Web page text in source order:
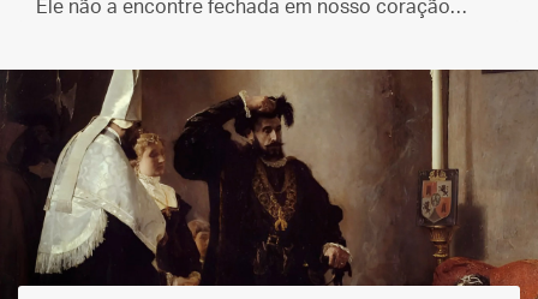
Ele não a encontre fechada em nosso coração